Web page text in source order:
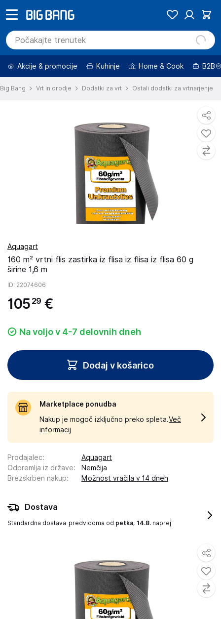
Akcije & promocije Kuhinje Home & Cook B2B
Big Bang Vrt in orodje Dodatki za vrt Ostali dodatki za vrtnarjenje
Aquagart
160 m² vrtni flis zastirka iz flisa iz flisa iz flisa 60 g
širine 1,6 m
ID: 22074606
105 29 €
Na voljo v 4-7 delovnih dneh
Dodaj v košarico
Marketplace ponudba
Nakup je mogoč izključno preko spleta.Več
informacij
Prodajalec:
Aquagart
Odpremlja iz države:
Nemčija
Brezskrben nakup: Možnost vračila v 14 dneh
Dostava
Standardna dostava predvidoma od petka, 14.8. naprej